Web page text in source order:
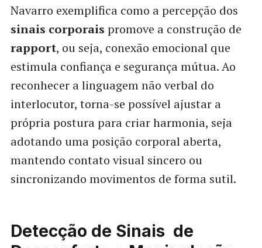
Navarro exemplifica como a percepção dos
sinais corporais promove a construção de
rapport, ou seja, conexão emocional que
estimula confiança e segurança mútua. Ao
reconhecer a linguagem não verbal do
interlocutor, torna-se possível ajustar a
própria postura para criar harmonia, seja
adotando uma posição corporal aberta,
mantendo contato visual sincero ou
sincronizando movimentos de forma sutil.
Detecção de Sinais de